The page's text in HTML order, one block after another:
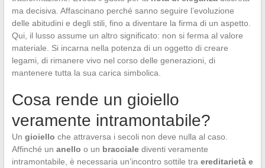
ma decisiva. Affascinano perché sanno seguire l’evoluzione
delle abitudini e degli stili, fino a diventare la firma di un aspetto.
Qui, il lusso assume un altro significato: non si ferma al valore
materiale. Si incarna nella potenza di un oggetto di creare
legami, di rimanere vivo nel corso delle generazioni, di
mantenere tutta la sua carica simbolica.
Cosa rende un gioiello
veramente intramontabile?
Un gioiello che attraversa i secoli non deve nulla al caso.
Affinché un anello o un braccialediventi veramente
intramontabile, è necessaria un’incontro sottile tra ereditarietà e